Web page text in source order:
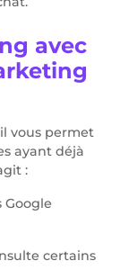
avec
vous permet
ayant déjà
:
Google
certains